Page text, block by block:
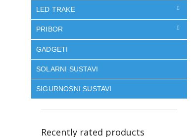
LED TRAKE
PRIBOR
GADGETI
SOLARNI SUSTAVI
SIGURNOSNI SUSTAVI
Recently rated products